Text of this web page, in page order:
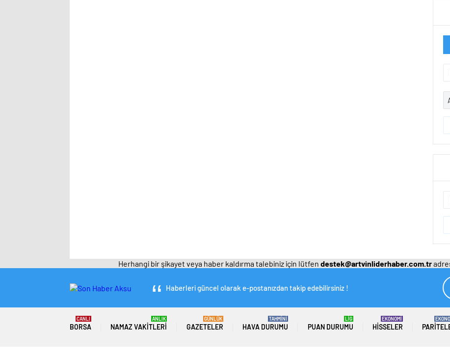
Herhangi bir şikayet veya haber kaldırma talebiniz için lütfen destek@artvinliderhaber.com.tr
Haberleri güncel olarak e-postanızdan takip edebilirsiniz !
BORSA
CANLI
NAMAZ VAKITLERI
ANLIK
GAZETELER
GÜNLÜK
HAVA DURUMU
TAHMİNİ
PUAN DURUMU
LİG
HISSELER
EKONOMİ